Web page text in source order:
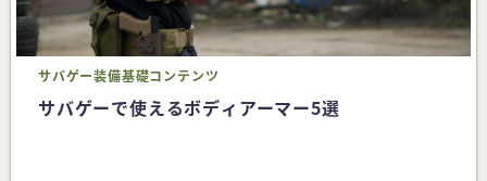
サバゲー装備基礎コンテンツ
サバゲーで使えるボディアーマー5選